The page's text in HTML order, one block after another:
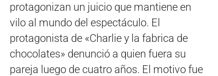
protagonizan un juicio que mantiene en
vilo al mundo del espectáculo. El
protagonista de «Charlie y la fabrica de
chocolates» denunció a quien fuera su
pareja luego de cuatro años. El motivo fue